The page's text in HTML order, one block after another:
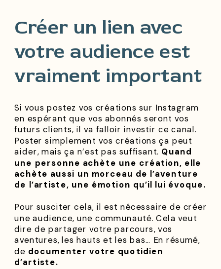
Créer un lien avec
votre audience est
vraiment important
Si vous postez vos créations sur Instagram
en espérant que vos abonnés seront vos
futurs clients, il va falloir investir ce canal.
Poster simplement vos créations ça peut
aider, mais ça n’est pas suffisant. Quand
une personne achète une création, elle
achète aussi un morceau de l’aventure
de l’artiste, une émotion qu’il lui évoque.
Pour susciter cela, il est nécessaire de créer
une audience, une communauté. Cela veut
dire de partager votre parcours, vos
aventures, les hauts et les bas… En résumé,
de documenter votre quotidien
d’artiste.